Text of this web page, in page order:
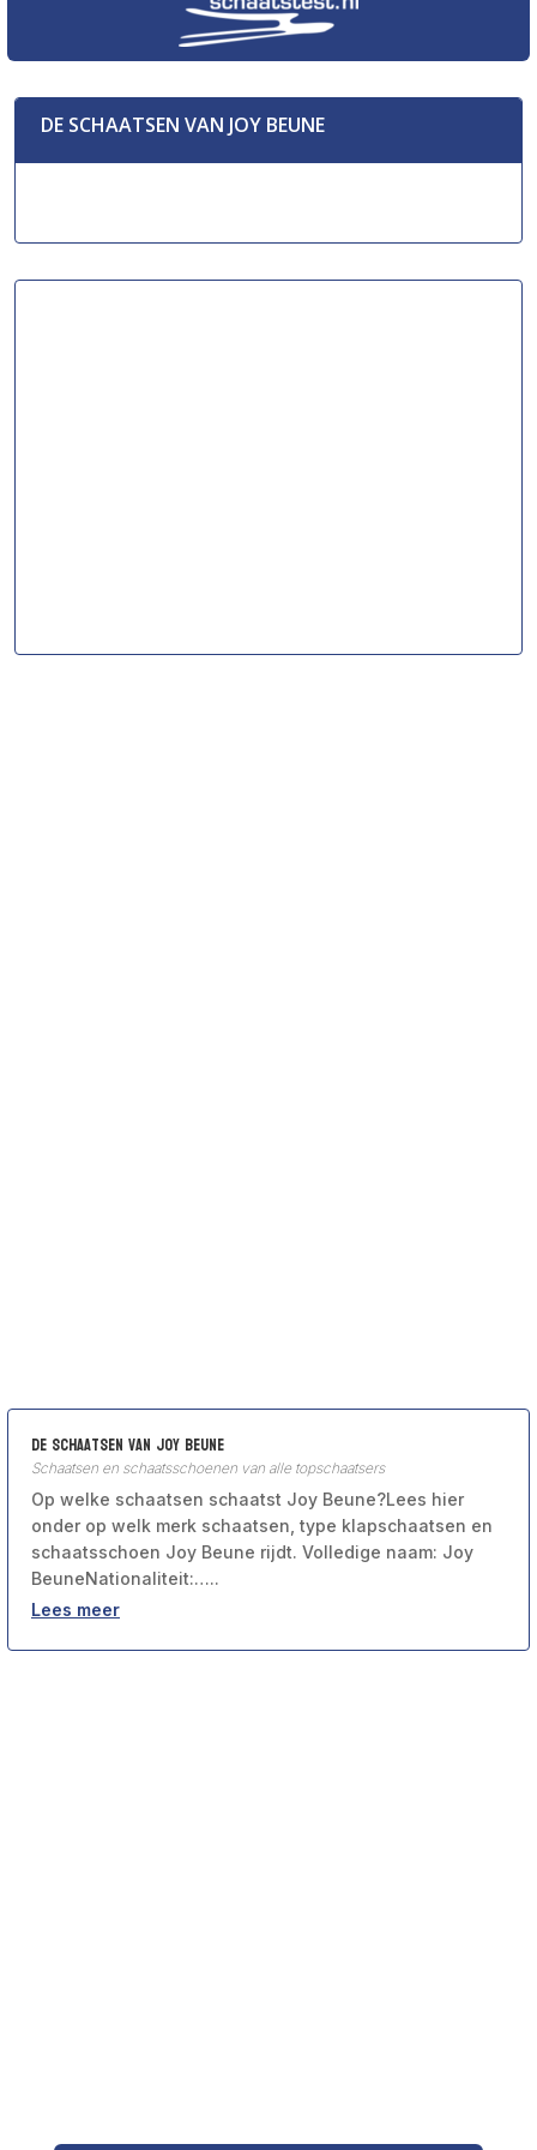
DE SCHAATSEN VAN JOY BEUNE
De schaatsen van Joy Beune
Schaatsen en schaatsschoenen van alle topschaatsers
Op welke schaatsen schaatst Joy Beune?Lees hier
onder op welk merk schaatsen, type klapschaatsen en
schaatsschoen Joy Beune rijdt. Volledige naam: Joy
BeuneNationaliteit:…..
Lees meer